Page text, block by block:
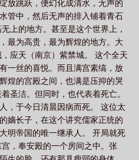
父是朱元璋未删减 我祖父是朱元璋全
是朱元璋 番茄 我祖父是朱元璋笔趣阁无
我祖父是朱元璋赵宁儿结局 我祖父是朱
我祖父是朱元璋全文免费 我祖父是朱元璋
是谁 我祖父是朱元璋有声免费听 我祖
允熥岁月神偷 我祖父是朱元璋最新章
朱元璋TXT 我祖父是朱元璋妙云 我祖
人物介绍 我祖父是朱元璋TXT岁月神
放跳跃，便幻化成清水，无声的
管中，然后无声的排入铺着青石
上的地方。甚至是这个世界上，
最为高贵，最为辉煌的地方。大
应天（南京）紫禁城。 这个全天
一丝的喜悦。而且满宫素缟，放
煌的宫殿之间，也满是压抑的哭
圣洁。但同时，也代表着死亡。
，于今日清晨因病而死。 这位太
嫡长子，在这个讲究儒家正统的
明帝国的唯一继承人。 开局就死
，奉安殿的一个房间之中。张